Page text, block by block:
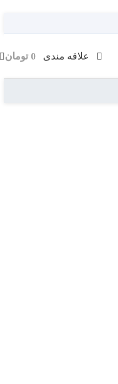
علاقه مندی 0 تومان